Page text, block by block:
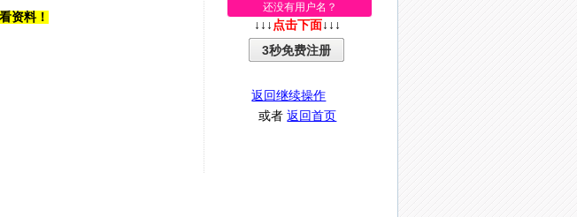
资料！
还没有用户名？
↓↓↓ 点击下面 ↓↓↓
3秒免费注册
返回继续操作
或者返回首页